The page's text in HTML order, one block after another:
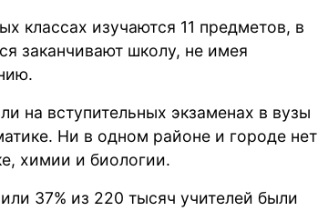
классах изучаются 11 предметов, в
заканчивают школу, не имея
на вступительных экзаменах в вузы
Ни в одном районе и городе нет
химии и биологии.
37% из 220 тысяч учителей были